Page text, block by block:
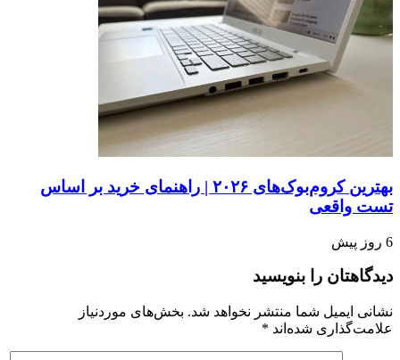
بهترین کروم‌بوک‌های ۲۰۲۶ | راهنمای خرید بر اساس
تست واقعی
6 روز پیش
دیدگاهتان را بنویسید
نشانی ایمیل شما منتشر نخواهد شد. بخش‌های موردنیاز
علامت‌گذاری شده‌اند *